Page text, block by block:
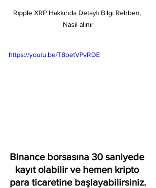
Ripple XRP Hakkında Detaylı Bilgi Rehberi,
Nasıl alınır
https://youtu.be/T8oetVPvRDE
Binance borsasına 30 saniyede
kayıt olabilir ve hemen kripto
para ticaretine başlayabilirsiniz.